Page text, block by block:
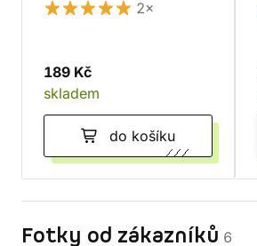
2×
189 Kč
skladem
do košíku
Fotky od zákazníků 6